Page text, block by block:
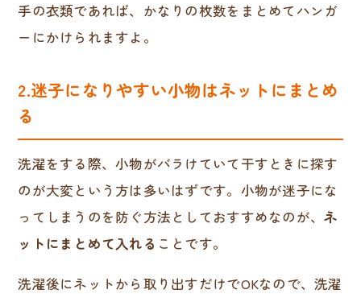
手の衣類であれば、かなりの枚数をまとめてハンガ
ーにかけられますよ。
2.迷子になりやすい小物はネットにまとめ
る
洗濯をする際、小物がバラけていて干すときに探す
のが大変という方は多いはずです。小物が迷子にな
ってしまうのを防ぐ方法としておすすめなのが、ネ
ットにまとめて入れる ことです。
洗濯後にネットから取り出すだけでOKなので、洗濯